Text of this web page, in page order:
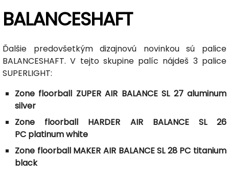
BALANCESHAFT
Ďalšie predovšetkým dizajnovú novinkou sú palice
BALANCESHAFT. V tejto skupine palíc nájdeš 3 palice
SUPERLIGHT:
Zone floorball ZUPER AIR BALANCE SL 27 aluminum
silver
Zone floorball HARDER AIR BALANCE SL 26
PC platinum white
Zone floorball MAKER AIR BALANCE SL 28 PC titanium
black